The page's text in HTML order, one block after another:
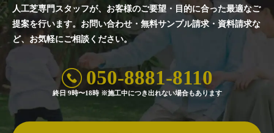
人工芝専門スタッフが、お客様のご要望・目的に合った最適なご
提案を行います。 お問い合わせ・無料サンプル請求・資料請求な
ど、お気軽にご相談ください。
050-8881-8110
終日 9時〜18時 ※施工中につき出れない場合もあります